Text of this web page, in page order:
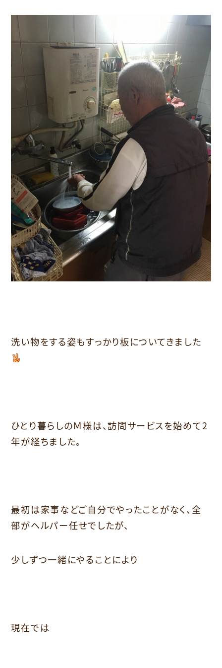
洗い物をする姿もすっかり板についてきました
ひとり暮らしのＭ様は、訪問サービスを始めて2
年が経ちました。
最初は家事などご自分でやったことがなく、全
部がヘルパー任せでしたが、
少しずつ一緒にやることにより
現在では